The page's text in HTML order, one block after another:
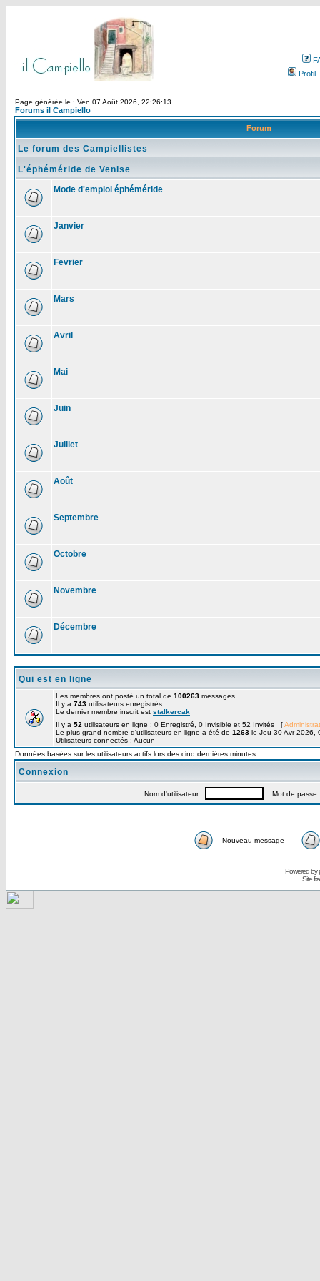
Profil
Page générée le : Ven 07 Août 2026, 22:26:13
Forums il Campiello
Forum
Le forum des Campiellistes
L'éphéméride de Venise
Mode d'emploi éphéméride
Janvier
Fevrier
Mars
Avril
Mai
Juin
Juillet
Août
Septembre
Octobre
Novembre
Décembre
Qui est en ligne
Les membres ont posté un total de 100263 messages
Il y a 743 utilisateurs enregistrés
Le dernier membre inscrit est stalkercak
Il y a 52 utilisateurs en ligne : 0 Enregistré, 0 Invisible et 52 Invités [
Le plus grand nombre d'utilisateurs en ligne a été de 1263 le Jeu 30 Avr 2026,
Utilisateurs connectés : Aucun
Données basées sur les utilisateurs actifs lors des cinq dernières minutes.
Connexion
Nom d'utilisateur : Mot de passe
Nouveau message
Powered by
Site